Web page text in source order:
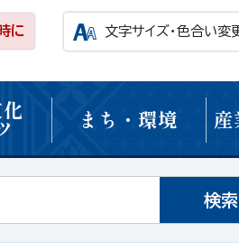
に 文字サイズ・色合い変
まち・環境